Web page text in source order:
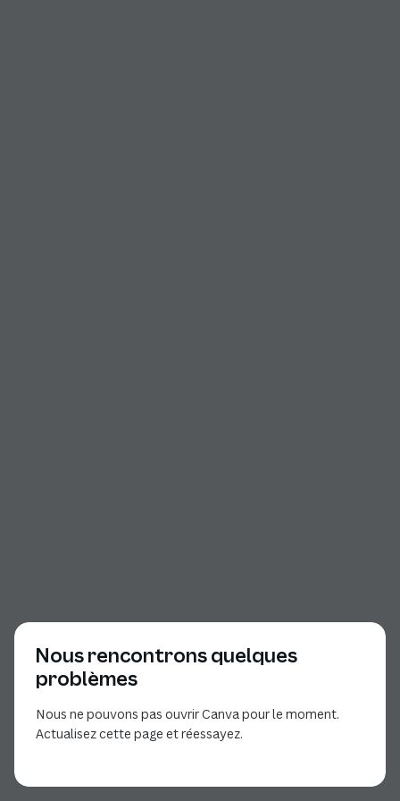
Nous rencontrons quelques
problèmes
Nous ne pouvons pas ouvrir Canva pour le moment.
Actualisez cette page et réessayez.